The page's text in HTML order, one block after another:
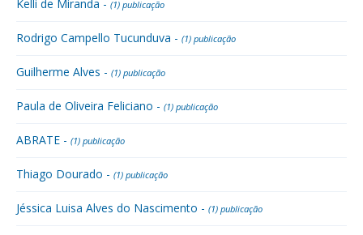
Kelli de Miranda - (1) publicação
Rodrigo Campello Tucunduva - (1) publicação
Guilherme Alves - (1) publicação
Paula de Oliveira Feliciano - (1) publicação
ABRATE - (1) publicação
Thiago Dourado - (1) publicação
Jéssica Luisa Alves do Nascimento - (1) publicação